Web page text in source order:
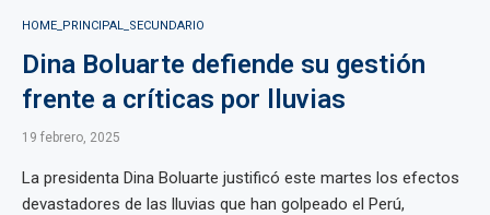
HOME_PRINCIPAL_SECUNDARIO
Dina Boluarte defiende su gestión
frente a críticas por lluvias
19 febrero, 2025
La presidenta Dina Boluarte justificó este martes los efectos
devastadores de las lluvias que han golpeado el Perú,